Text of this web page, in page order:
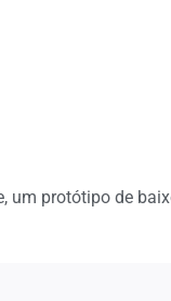
um protótipo de